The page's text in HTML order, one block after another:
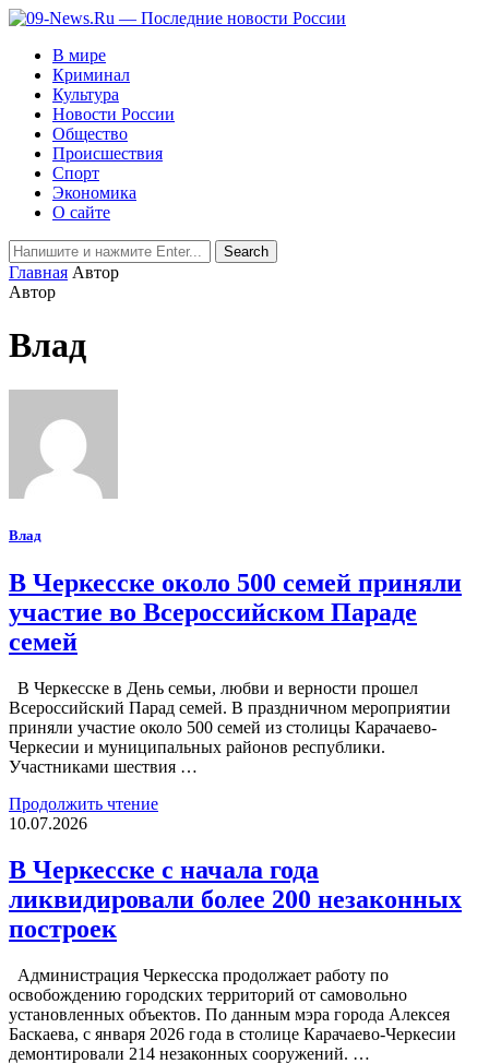
В мире
Криминал
Культура
Новости России
Общество
Происшествия
Спорт
Экономика
О сайте
Главная Автор
Автор
Влад
Влад
В Черкесске около 500 семей приняли
участие во Всероссийском Параде
семей
В Черкесске в День семьи, любви и верности прошел
Всероссийский Парад семей. В праздничном мероприятии
приняли участие около 500 семей из столицы Карачаево-
Черкесии и муниципальных районов республики.
Участниками шествия …
Продолжить чтение
10.07.2026
В Черкесске с начала года
ликвидировали более 200 незаконных
построек
Администрация Черкесска продолжает работу по
освобождению городских территорий от самовольно
установленных объектов. По данным мэра города Алексея
Баскаева, с января 2026 года в столице Карачаево-Черкесии
демонтировали 214 незаконных сооружений. …